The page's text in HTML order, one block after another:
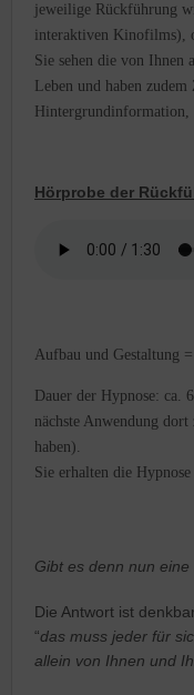
jeweilige Rückführung
interaktiven Kinofilms),
Sie sehen die von Ihnen
Leben und haben
Hintergrundinformation,
Hörprobe der
Aufbau und Gestaltung
Dauer der Hypnose:
nächste Anwendung
haben).
Sie erhalten die
Gibt es denn nun
Die Antwort ist
“das muss jeder für
allein von Ihnen und